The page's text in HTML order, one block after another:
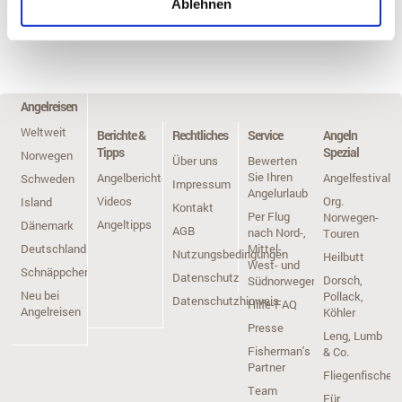
Ablehnen
Telefon +49 (0)4171-60 8030
Angelreisen
Weltweit
Norwegen
Schweden
Island
Dänemark
Deutschland
Schnäppchen
Neu bei
Angelreisen
Angeln
Spezial
Angelfestivals
Org.
Norwegen-
Touren
Heilbutt
Dorsch,
Pollack,
Köhler
Leng, Lumb
& Co.
Fliegenfischen
Berichte &
Tipps
Angelberichte
Videos
Angeltipps
Service
Bewerten
Sie Ihren
Angelurlaub
Per Flug
nach Nord-,
Mittel-,
West- und
Südnorwegen
Hilfe-FAQ
Presse
Fisherman's
Partner
Team
Rechtliches
Über uns
Impressum
Kontakt
AGB
Nutzungsbedingungen
Datenschutz
Datenschutzhinweis